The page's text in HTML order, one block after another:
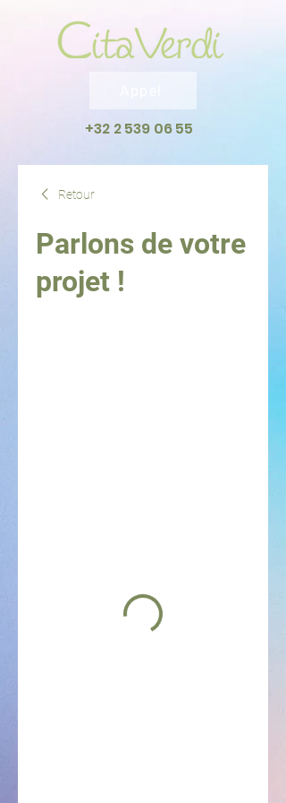
+32 2 539 06 55
Retour
Parlons de votre
projet !